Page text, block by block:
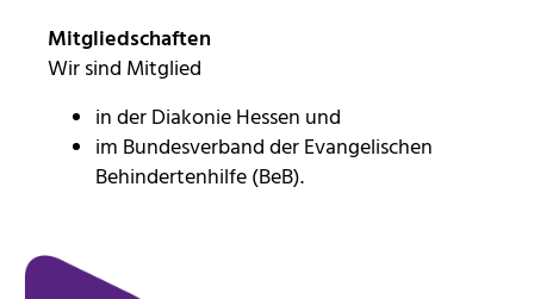
Mitgliedschaften
Wir sind Mitglied
in der Diakonie Hessen und
im Bundesverband der Evangelischen
Behindertenhilfe (BeB).
Zweck:
Seitenstatistik
Cookie Laufzeit:
6 Monate
_pk_ses, _pk_cvar, _pk_hsr